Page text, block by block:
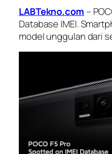
LABTekno.com –
Database IMEI.
model unggulan dari